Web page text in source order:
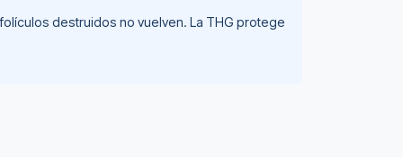
destruidos no vuelven. La THG protege